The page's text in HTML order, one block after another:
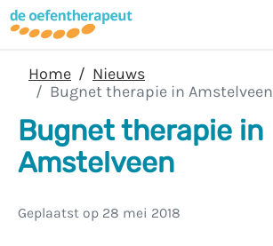
Home
Nieuws
Bugnet therapie in Amstelveen
Bugnet therapie in
Amstelveen
Geplaatst op 28 mei 2018